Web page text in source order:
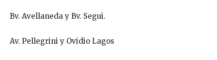
Bv. Avellaneda y Bv. Segui.
Av. Pellegrini y Ovidio Lagos